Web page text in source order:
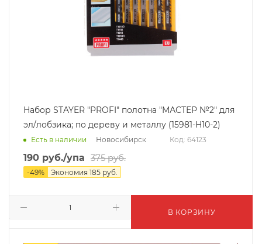
Набор STAYER "PROFI" полотна "МАСТЕР №2" для
эл/лобзика; по дереву и металлу (15981-H10-2)
Есть в наличии Новосибирск Код: 64123
190 руб./упа 375руб.
-49% Экономия 185 руб.
В КОРЗИНУ